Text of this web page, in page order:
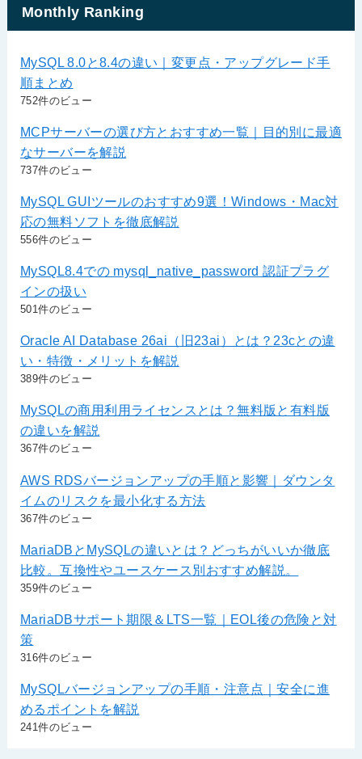
Monthly Ranking
MySQL 8.0と8.4の違い｜変更点・アップグレード手
順まとめ
752件のビュー
MCPサーバーの選び方とおすすめ一覧｜目的別に最適
なサーバーを解説
737件のビュー
MySQL GUIツールのおすすめ9選！Windows・Mac対
応の無料ソフトを徹底解説
556件のビュー
MySQL8.4での mysql_native_password 認証プラグ
インの扱い
501件のビュー
Oracle AI Database 26ai（旧23ai）とは？23cとの違
い・特徴・メリットを解説
389件のビュー
MySQLの商用利用ライセンスとは？無料版と有料版
の違いを解説
367件のビュー
AWS RDSバージョンアップの手順と影響｜ダウンタ
イムのリスクを最小化する方法
367件のビュー
MariaDBとMySQLの違いとは？どっちがいいか徹底
比較。互換性やユースケース別おすすめ解説。
359件のビュー
MariaDBサポート期限＆LTS一覧｜EOL後の危険と対
策
316件のビュー
MySQLバージョンアップの手順・注意点｜安全に進
めるポイントを解説
241件のビュー